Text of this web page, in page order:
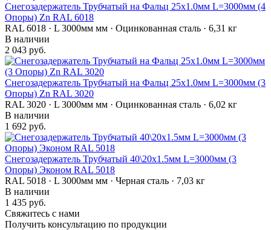
Снегозадержатель Трубчатый на Фальц 25х1.0мм L=3000мм (4
Опоры) Zn RAL 6018
RAL 6018 · L 3000мм мм · Оцинкованная сталь · 6,31 кг
В наличии
2 043 руб.
Снегозадержатель Трубчатый на Фальц 25х1.0мм L=3000мм (3
Опоры) Zn RAL 3020
RAL 3020 · L 3000мм мм · Оцинкованная сталь · 6,02 кг
В наличии
1 692 руб.
Снегозадержатель Трубчатый 40\20х1.5мм L=3000мм (3
Опоры) Эконом RAL 5018
RAL 5018 · L 3000мм мм · Черная сталь · 7,03 кг
В наличии
1 435 руб.
Свяжитесь с нами
Получить консультацию по продукции